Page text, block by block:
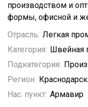
производством и
формы, офисной и
Отрасль: Легкая
Категория: Швейная
Подкатегория:
Регион:
Нас. пункт: Армавир